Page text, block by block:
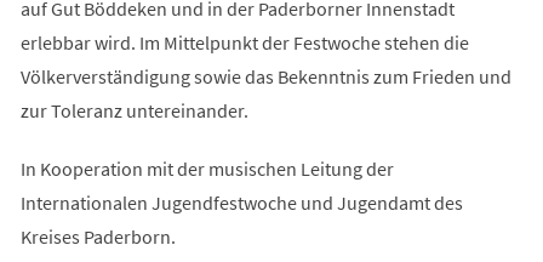
auf Gut Böddeken und in der Paderborner Innenstadt
erlebbar wird. Im Mittelpunkt der Festwoche stehen die
Völkerverständigung sowie das Bekenntnis zum Frieden und
zur Toleranz untereinander.
In Kooperation mit der musischen Leitung der
Internationalen Jugendfestwoche und Jugendamt des
Kreises Paderborn.